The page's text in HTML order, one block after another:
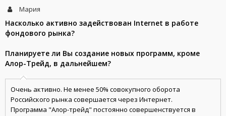
Мария
Насколько активно задействован Internet в работе
фондового рынка?
Планируете ли Вы создание новых программ, кроме
Алор-Трейд, в дальнейшем?
Очень активно. Не менее 50% совокупного оборота
Российского рынка совершается через Интернет.
Программа "Алор-трейд" постоянно совершенствуется в